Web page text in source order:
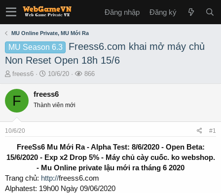
Đăng nhập Đăng ký
MU Online Private, MU Mới Ra
MU Season 6.3
Freess6.com khai mở máy chủ
Non Reset Open 18h 15/6
T
r
e
s
r
t
r
freess6
S
a
t
e
10/6/20
L
866
F freess6
Thành viên mới
10/6/20 #1
FreeSs6 Mu Mới Ra - Alpha Test: 8/6/2020 - Open Beta:
15/6/2020 - Exp x2 Drop 5% - Máy chủ cày cuốc. ko webshop.
- Mu Online private lậu mới ra tháng 6 2020
Trang chủ: http://freess6.com
Alphatest: 19h00 Ngày 09/06/2020